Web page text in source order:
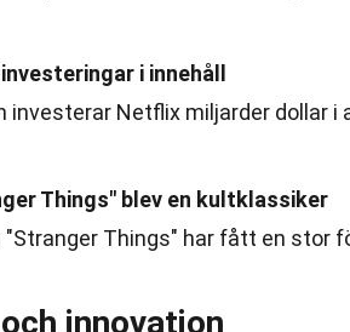
i innehåll
investerar Netflix miljarder dollar i
Things" blev en kultklassiker
"Stranger Things" har fått en stor
innovation